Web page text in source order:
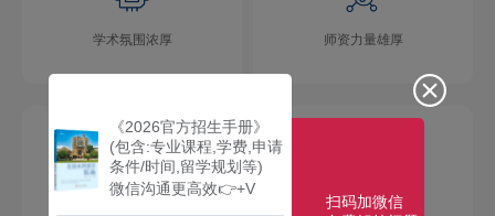
学术氛围浓厚 师资力量雄厚
校园环境优美 社团活动多彩
《2026官方招生手册》
(包含:专业课程,学费,申请
条件/时间,留学规划等)
微信沟通更高效👉+V
扫码加微信